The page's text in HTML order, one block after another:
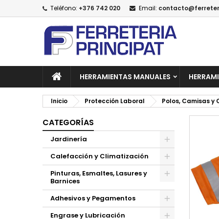
Teléfono: +376 742 020 Email:
HERRAMIENTAS MANUALES
Inicio Protección Laboral Polos, Camisas y
CATEGORÍAS
Jardinería
Calefacción y Climatización
Pinturas, Esmaltes, Lasures y
Barnices
Adhesivos y Pegamentos
Engrase y Lubricación